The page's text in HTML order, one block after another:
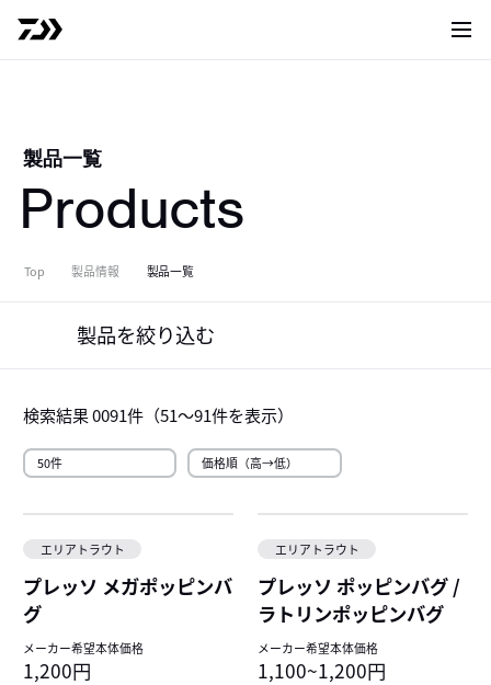
サイ
製品一覧
Products
Top 製品情報 製品一覧
製品を絞り込む
検索結果0091件（51～91件を表示）
エリアトラウト
プレッソ メガポッピンバ
グ
メーカー希望本体価格
1,200円
エリアトラウト
プレッソ ポッピンバグ /
ラトリンポッピンバグ
メーカー希望本体価格
1,100~1,200円